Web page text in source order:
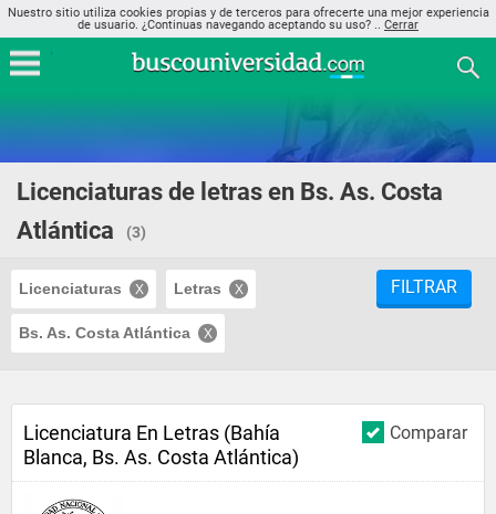
Nuestro sitio utiliza cookies propias y de terceros para ofrecerte una mejor experiencia
de usuario. ¿Continuas navegando aceptando su uso? .. Cerrar
Licenciaturas de letras en Bs. As. Costa
Atlántica
(3)
Licenciaturas Letras
Bs. As. Costa Atlántica
FILTRAR
Comparar
Licenciatura En Letras (Bahía
Blanca, Bs. As. Costa Atlántica)